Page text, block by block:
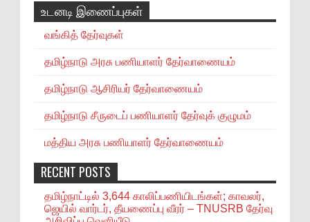
உடனடி இணைப்புகள்
வங்கித் தேர்வுகள்
தமிழ்நாடு அரசு பணியாளர் தேர்வாணையம்
தமிழ்நாடு ஆசிரியர் தேர்வாணையம்
தமிழ்நாடு சீருடைப் பணியாளர் தேர்வுக் குழுமம்
மத்திய அரசு பணியாளர் தேர்வாணையம்
RECENT POSTS
தமிழ்நாட்டில் 3,644 காலிப்பணியிடங்கள்; காவலர்,
ஜெயில் வார்டர், தீயணைப்பு வீரர் – TNUSRB தேர்வு